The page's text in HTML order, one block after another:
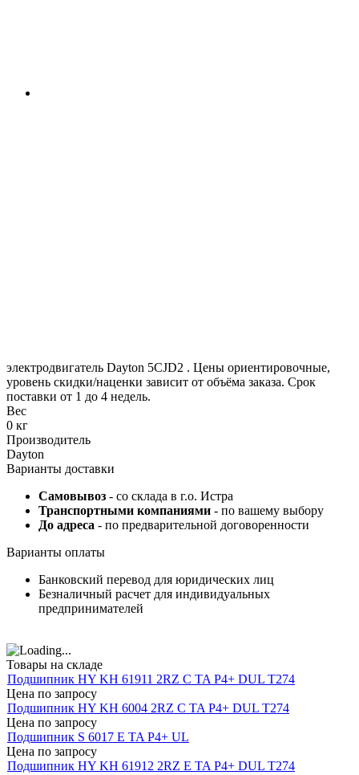
электродвигатель Dayton 5CJD2 . Цены ориентировочные,
уровень скидки/наценки зависит от объёма заказа. Срок
поставки от 1 до 4 недель.
Вес
0 кг
Производитель
Dayton
Варианты доставки
Самовывоз - со склада в г.о. Истра
Транспортными компаниями - по вашему выбору
До адреса - по предварительной договоренности
Варианты оплаты
Банковский перевод для юридических лиц
Безналичный расчет для индивидуальных
предпринимателей
Товары на складе
Подшипник HY KH 61911 2RZ C TA P4+ DUL T274
Цена по запросу
Подшипник HY KH 6004 2RZ C TA P4+ DUL T274
Цена по запросу
Подшипник S 6017 E TA P4+ UL
Цена по запросу
Подшипник HY KH 61912 2RZ E TA P4+ DUL T274